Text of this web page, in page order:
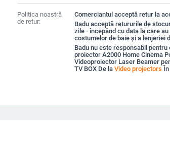
Politica noastră
de retur:
Comerciantul acceptă retur la
Badu acceptă retururile de
zile - începând cu data la care
costumelor de baie și a lenjeriei
Badu nu este responsabil
proiector A2000 Home Cinema
Videoproiector Laser Beamer
TV BOX De la Video projectors